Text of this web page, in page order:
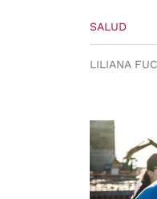
SALUD
LILIANA